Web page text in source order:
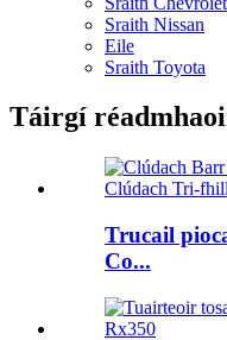
Sraith Nissan
Eile
Sraith Toyota
Táirgí
Trucail
Co...